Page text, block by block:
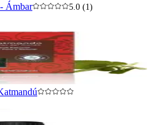
Ámbar 5.0 (1)